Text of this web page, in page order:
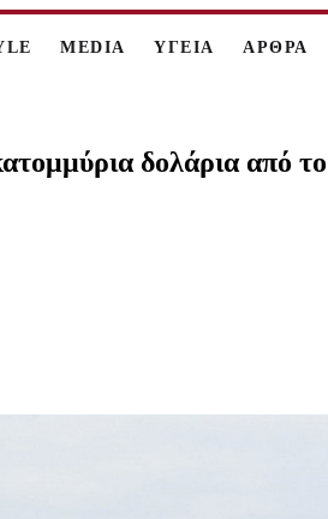
MEDIA ΥΓΕΙΑ ΑΡΘΡΑ
δολάρια από το